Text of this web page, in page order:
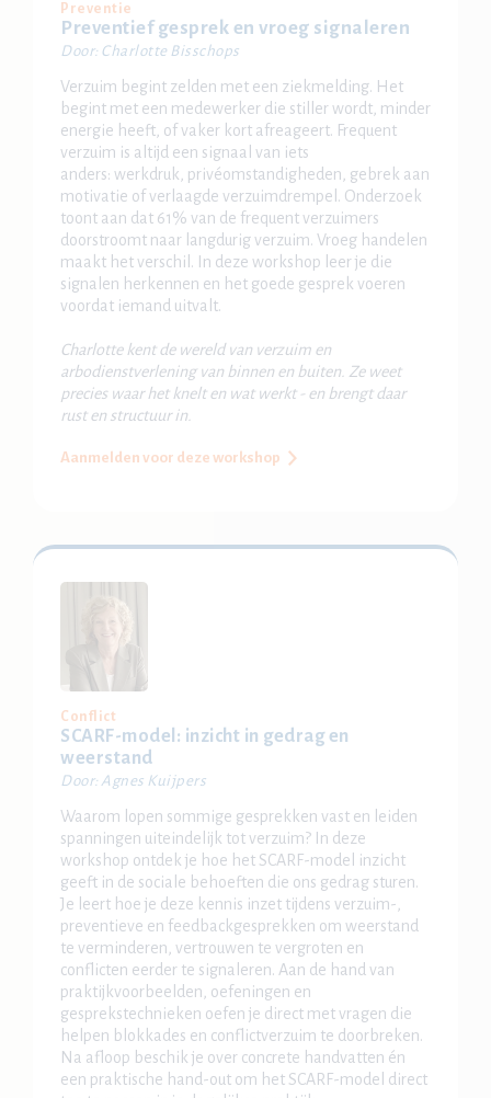
Preventie
Preventief gesprek en vroeg signaleren
Door: Charlotte Bisschops
Verzuim begint zelden met een ziekmelding. Het
begint met een medewerker die stiller wordt, minder
energie heeft, of vaker kort afreageert. Frequent
verzuim is altijd een signaal van iets
anders: werkdruk, privéomstandigheden, gebrek aan
motivatie of verlaagde verzuimdrempel. Onderzoek
toont aan dat 61% van de frequent verzuimers
doorstroomt naar langdurig verzuim. Vroeg handelen
maakt het verschil. In deze workshop leer je die
signalen herkennen en het goede gesprek voeren
voordat iemand uitvalt.
Charlotte kent de wereld van verzuim en
arbodienstverlening van binnen en buiten. Ze weet
precies waar het knelt en wat werkt - en brengt daar
rust en structuur in.
Aanmelden voor deze workshop
Conflict
SCARF-model: inzicht in gedrag en
weerstand
Door: Agnes Kuijpers
Waarom lopen sommige gesprekken vast en leiden
spanningen uiteindelijk tot verzuim? In deze
workshop ontdek je hoe het SCARF-model inzicht
geeft in de sociale behoeften die ons gedrag sturen.
Je leert hoe je deze kennis inzet tijdens verzuim-,
preventieve en feedbackgesprekken om weerstand
te verminderen, vertrouwen te vergroten en
conflicten eerder te signaleren. Aan de hand van
praktijkvoorbeelden, oefeningen en
gesprekstechnieken oefen je direct met vragen die
helpen blokkades en conflictverzuim te doorbreken.
Na afloop beschik je over concrete handvatten én
een praktische hand-out om het SCARF-model direct